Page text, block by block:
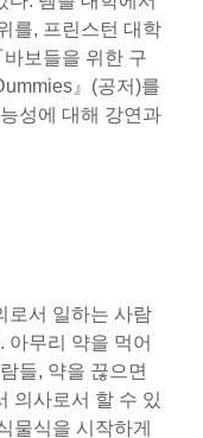
를, 프린스턴 대학
보들을 위한 구
』(공저)를
성에 대해 강연과
로서 일하는 사람
아무리 약을 먹어
들, 약을 끊으면
의사로서 할 수 있
물식을 시작하게